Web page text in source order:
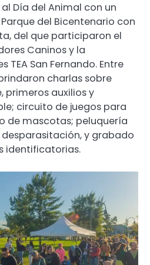
Día del Animal con un
del Bicentenario con
del que participaron el
Caninos y la
TEA San Fernando. Entre
charlas sobre
primeros auxilios y
circuito de juegos para
de mascotas; peluquería
y grabado
identificatorias.